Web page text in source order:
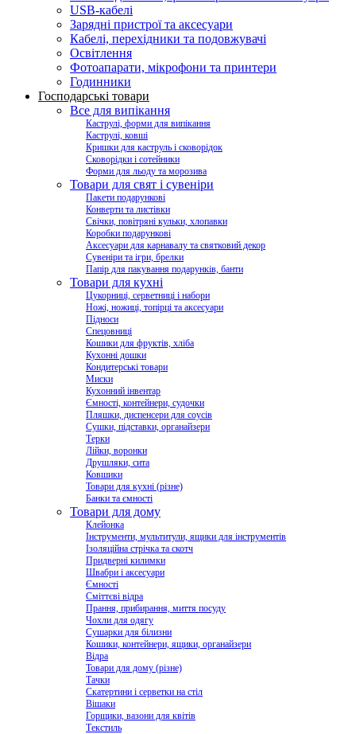
USB-кабелі
Зарядні пристрої та аксесуари
Кабелі, перехідники та подовжувачі
Освітлення
Фотоапарати, мікрофони та принтери
Годинники
Господарські товари
Все для випікання
Каструлі, форми для випікання
Каструлі, ковші
Кришки для каструль і сковорідок
Сковорідки і сотейники
Форми для льоду та морозива
Товари для свят і сувеніри
Пакети подарункові
Конверти та листівки
Свічки, повітряні кульки, хлопавки
Коробки подарункові
Аксесуари для карнавалу та святковий декор
Сувеніри та ігри, брелки
Папір для пакування подарунків, банти
Товари для кухні
Цукорниці, серветниці і набори
Ножі, ножиці, топірці та аксесуари
Підноси
Спецовниці
Кошики для фруктів, хліба
Кухонні дошки
Кондитерські товари
Миски
Кухонний інвентар
Ємності, контейнери, судочки
Пляшки, диспенсери для соусів
Сушки, підставки, органайзери
Терки
Лійки, воронки
Друшляки, сита
Ковшики
Товари для кухні (різне)
Банки та ємності
Товари для дому
Клейонка
Інструменти, мультитули, ящики для інструментів
Ізоляційна стрічка та скотч
Придверні килимки
Швабри і аксесуари
Ємності
Сміттєві відра
Прання, прибирання, миття посуду
Чохли для одягу
Сушарки для білизни
Кошики, контейнери, ящики, органайзери
Відра
Товари для дому (різне)
Тачки
Скатертини і серветки на стіл
Вішаки
Горщики, вазони для квітів
Текстиль